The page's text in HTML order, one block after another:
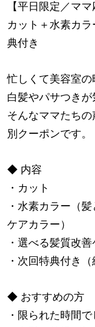
【平日限定／ママ
カット＋水素カ
典付き
忙しくて美容室
白髪やパサつき
そんなママたち
別クーポンです。
◆ 内容
・カット
・水素カラー（
ケアカラー）
・選べる髪質改善
・次回特典付き
◆ おすすめの方
・限られた時間